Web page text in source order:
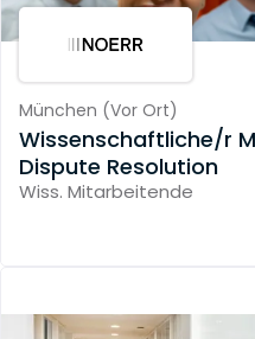
München (Vor Ort)
Wissenschaftliche/r
Dispute Resolution
Wiss. Mitarbeitende